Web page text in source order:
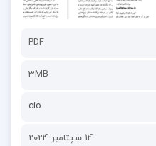
PDF
3MB
cio
14 سپتامبر 2024